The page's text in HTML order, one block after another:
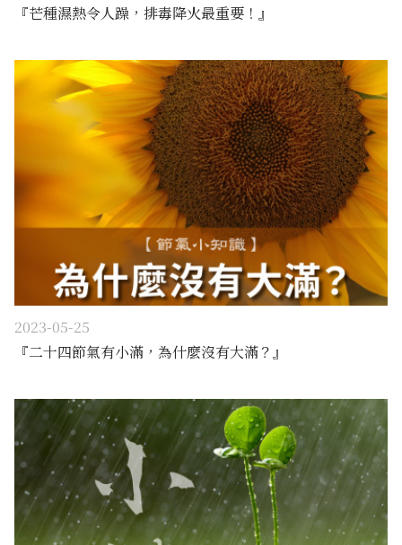
『芒種濕熱令人躁，排毒降火最重要！』
2023-05-25
『二十四節氣有小滿，為什麼沒有大滿？』